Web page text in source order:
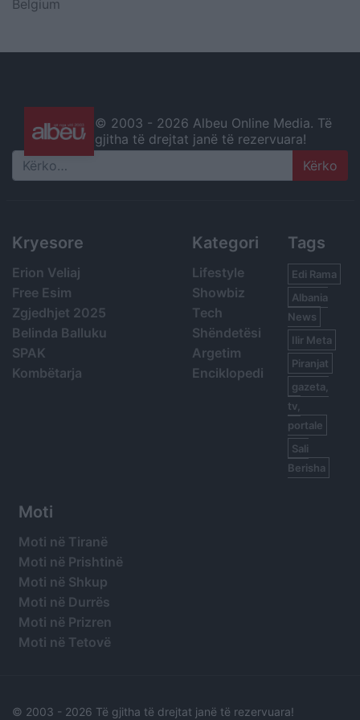
Belgium
© 2003 - 2026 Albeu Online Media. Të
gjitha të drejtat janë të rezervuara!
Search
Kryesore
Erion Veliaj
Free Esim
Zgjedhjet 2025
Belinda Balluku
SPAK
Kombëtarja
Kategori
Lifestyle
Showbiz
Tech
Shëndetësi
Argetim
Enciklopedi
Tags
Edi Rama
Albania
News
Ilir Meta
Piranjat
gazeta,
tv,
portale
Sali
Berisha
Moti
Moti në Tiranë
Moti në Prishtinë
Moti në Shkup
Moti në Durrës
Moti në Prizren
Moti në Tetovë
© 2003 - 2026 Të gjitha të drejtat janë të rezervuara!